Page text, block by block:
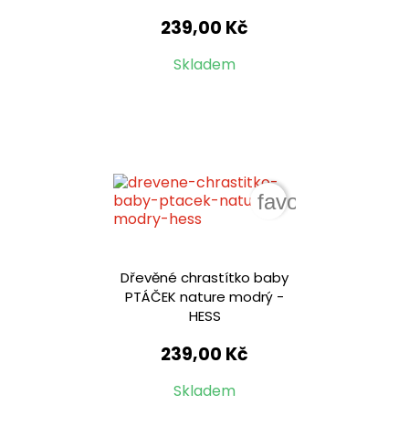
239,00 Kč
Skladem
Dřevěné chrastítko baby
PTÁČEK nature modrý -
HESS
239,00 Kč
Skladem
favorite_border